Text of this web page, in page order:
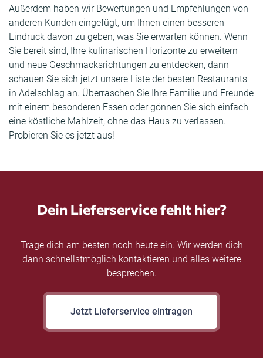
Außerdem haben wir Bewertungen und Empfehlungen von
anderen Kunden eingefügt, um Ihnen einen besseren
Eindruck davon zu geben, was Sie erwarten können. Wenn
Sie bereit sind, Ihre kulinarischen Horizonte zu erweitern
und neue Geschmacksrichtungen zu entdecken, dann
schauen Sie sich jetzt unsere Liste der besten Restaurants
in Adelschlag an. Überraschen Sie Ihre Familie und Freunde
mit einem besonderen Essen oder gönnen Sie sich einfach
eine köstliche Mahlzeit, ohne das Haus zu verlassen.
Probieren Sie es jetzt aus!
Dein Lieferservice fehlt hier?
Trage dich am besten noch heute ein. Wir werden dich
dann schnellstmöglich kontaktieren und alles weitere
besprechen.
Jetzt Lieferservice eintragen